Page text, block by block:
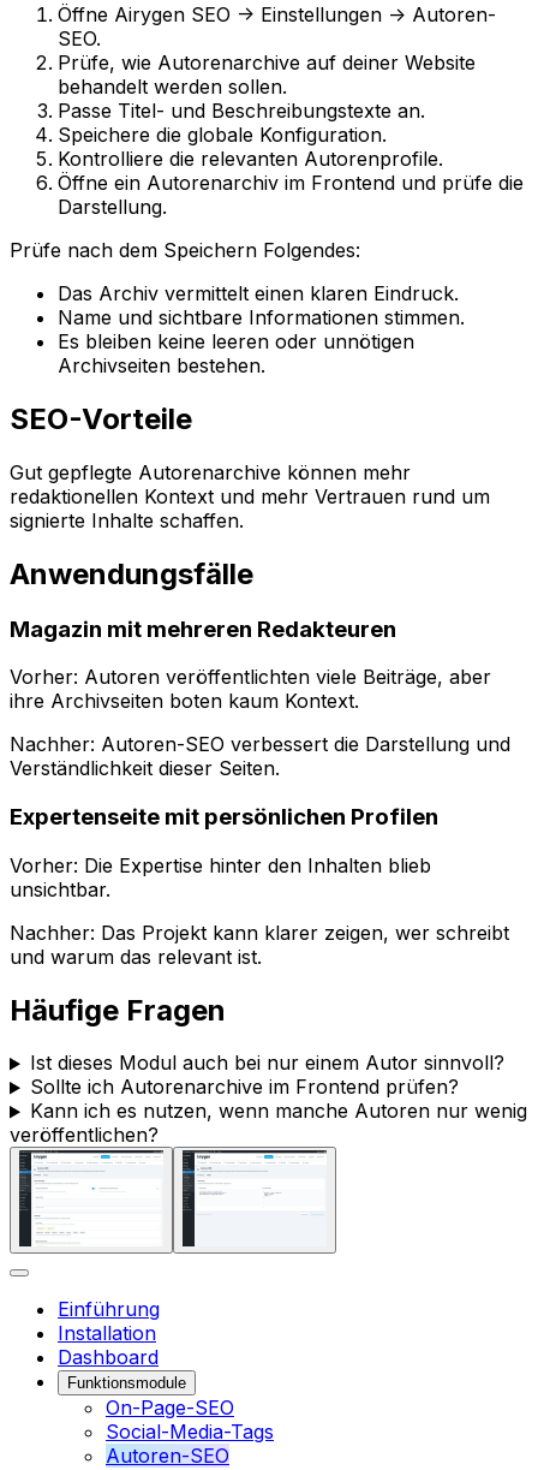
Öffne Airygen SEO -> Einstellungen -> Autoren-
SEO.
Prüfe, wie Autorenarchive auf deiner Website
behandelt werden sollen.
Passe Titel- und Beschreibungstexte an.
Speichere die globale Konfiguration.
Kontrolliere die relevanten Autorenprofile.
Öffne ein Autorenarchiv im Frontend und prüfe die
Darstellung.
Prüfe nach dem Speichern Folgendes:
Das Archiv vermittelt einen klaren Eindruck.
Name und sichtbare Informationen stimmen.
Es bleiben keine leeren oder unnötigen
Archivseiten bestehen.
SEO-Vorteile
Gut gepflegte Autorenarchive können mehr
redaktionellen Kontext und mehr Vertrauen rund um
signierte Inhalte schaffen.
Anwendungsfälle
Magazin mit mehreren Redakteuren
Vorher: Autoren veröffentlichten viele Beiträge, aber
ihre Archivseiten boten kaum Kontext.
Nachher: Autoren-SEO verbessert die Darstellung und
Verständlichkeit dieser Seiten.
Expertenseite mit persönlichen Profilen
Vorher: Die Expertise hinter den Inhalten blieb
unsichtbar.
Nachher: Das Projekt kann klarer zeigen, wer schreibt
und warum das relevant ist.
Häufige Fragen
Ist dieses Modul auch bei nur einem Autor sinnvoll?
Sollte ich Autorenarchive im Frontend prüfen?
Kann ich es nutzen, wenn manche Autoren nur wenig
veröffentlichen?
Einführung
Installation
Dashboard
Funktionsmodule
On-Page-SEO
Social-Media-Tags
Autoren-SEO